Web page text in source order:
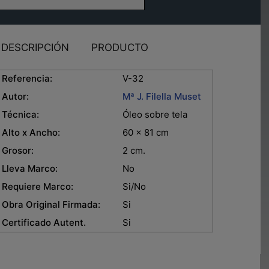
DESCRIPCIÓN PRODUCTO
V-32
Autor:
Mª J. Filella Muset
Técnica:
Óleo sobre tela
x Ancho:
60 x 81 cm
2 cm.
Marco:
No
Marco:
Si/No
Original Firmada:
Si
Autent.
Si